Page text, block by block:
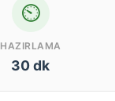
⏲
HAZIRLAMA
30 dk